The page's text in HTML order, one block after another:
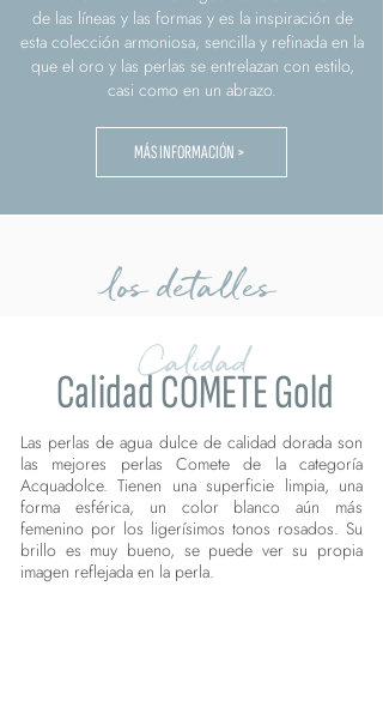
de las líneas y las formas y es la inspiración de
esta colección armoniosa, sencilla y refinada en la
que el oro y las perlas se entrelazan con estilo,
casi como en un abrazo.
MÁS INFORMACIÓN >
los detalles
Calidad
Calidad COMETE Gold
Las perlas de agua dulce de calidad dorada son
las mejores perlas Comete de la categoría
Acquadolce. Tienen una superficie limpia, una
forma esférica, un color blanco aún más
femenino por los ligerísimos tonos rosados. Su
brillo es muy bueno, se puede ver su propia
imagen reflejada en la perla.